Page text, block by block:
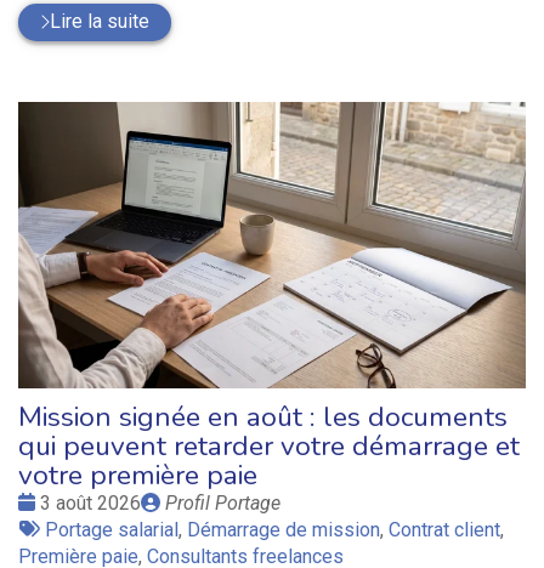
Lire la suite
Mission signée en août : les documents
qui peuvent retarder votre démarrage et
votre première paie
Date
:
3 août 2026
Publié
par
Profil Portage
Tags
:
Portage salarial, Démarrage de mission, Contrat client,
Première paie, Consultants freelances